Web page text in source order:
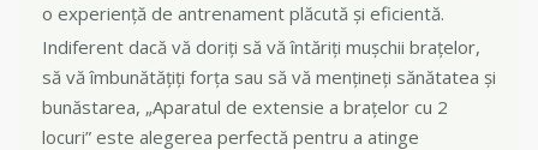
o experiență de antrenament plăcută și eficientă.
Indiferent dacă vă doriți să vă întăriți mușchii brațelor,
să vă îmbunătățiți forța sau să vă mențineți sănătatea și
bunăstarea, „Aparatul de extensie a brațelor cu 2
locuri” este alegerea perfectă pentru a atinge